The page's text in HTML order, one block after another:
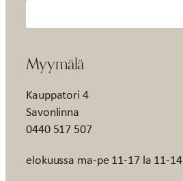
Myymälä
Kauppatori 4
Savonlinna
0440 517 507
elokuussa ma-pe 11-17 la 11-14